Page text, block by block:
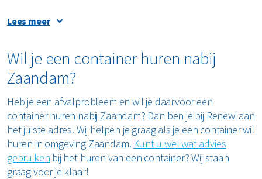
afval naar een van onze verwerkingslocaties in Nederland.
Hier wordt het afval waar nodig verder gescheiden,
nieuwe producten. Zo dragen wij een steentje bij aan de
oplossing voor grondstoffenschaarste. Ook zorgen we
voor minder CO2 -uitstoot, door afval niet te verbranden.
Lees meer
Wil je een container huren nabij
Zaandam?
Heb je een afvalprobleem en wil je daarvoor een
container huren nabij Zaandam? Dan ben je bij Renewi aan
het juiste adres. Wij helpen je graag als je een container wil
huren in omgeving Zaandam. Kunt u wel wat advies
gebruiken bij het huren van een container? Wij staan
graag voor je klaar!